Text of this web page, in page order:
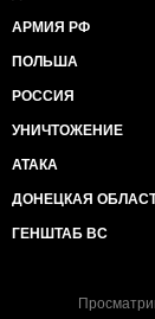
АРМИЯ РФ
ПОЛЬША
РОССИЯ
УНИЧТОЖЕНИЕ
АТАКА
ДОНЕЦКАЯ
ГЕНШТАБ ВС